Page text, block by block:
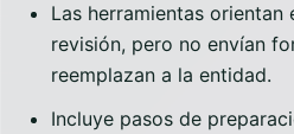
Las herramientas orientan
revisión, pero no envían
reemplazan a la entidad.
Incluye pasos de